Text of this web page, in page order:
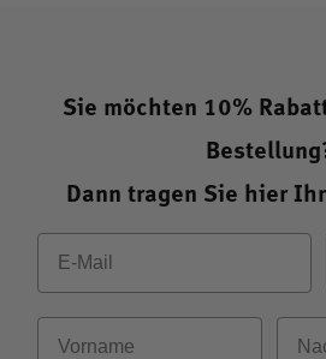
Sie möchten 10%
Dann tragen Sie hier
Email
Vorname